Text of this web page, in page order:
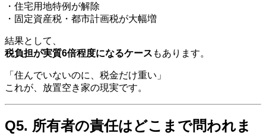
・住宅用地特例が解除
・固定資産税・都市計画税が大幅増
結果として、
税負担が実質6倍程度になるケース もあります。
「住んでいないのに、税金だけ重い」
これが、放置空き家の現実です。
Q5. 所有者の責任はどこまで問われま